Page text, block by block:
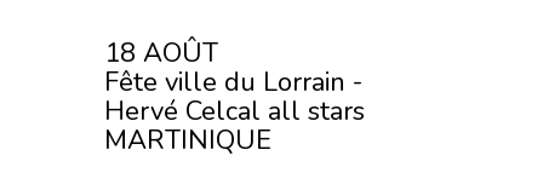
18 AOÛT
Fête ville du Lorrain -
Hervé Celcal all stars
MARTINIQUE